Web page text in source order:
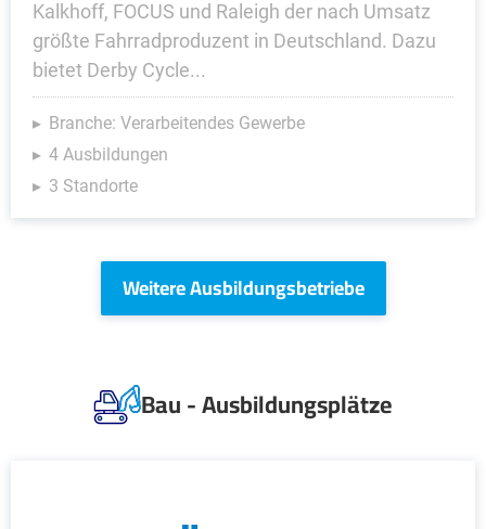
Kalkhoff, FOCUS und Raleigh der nach Umsatz
größte Fahrradproduzent in Deutschland. Dazu
bietet Derby Cycle...
Branche: Verarbeitendes Gewerbe
4 Ausbildungen
3 Standorte
Weitere Ausbildungsbetriebe
Bau - Ausbildungsplätze